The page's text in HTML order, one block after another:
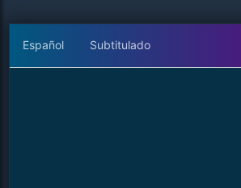
Español Subtitulado